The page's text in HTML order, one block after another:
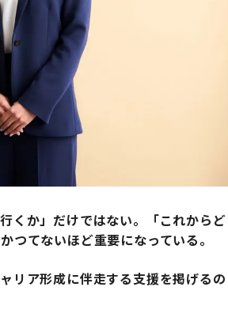
くか」だけではない。「これからど
つてないほど重要になっている。
リア形成に伴走する支援を掲げるの